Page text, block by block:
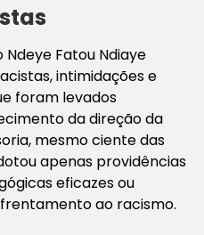
Fatou Ndiaye
intimidações e
foram levados
da direção da
mesmo ciente das
apenas providências
eficazes ou
ao racismo.